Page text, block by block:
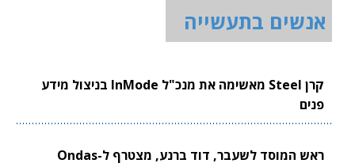
אנשים בתעשייה
קרן Steel מאשימה את מנכ"ל InMode בניצול מידע
פנים
ראש המוסד לשעבר, דוד ברנע, מצטרף ל-Ondas